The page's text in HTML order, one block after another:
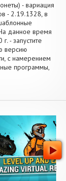
- вариация
- 2.19.1328, в
данное время
- запустите
версию
с намерением
программы,